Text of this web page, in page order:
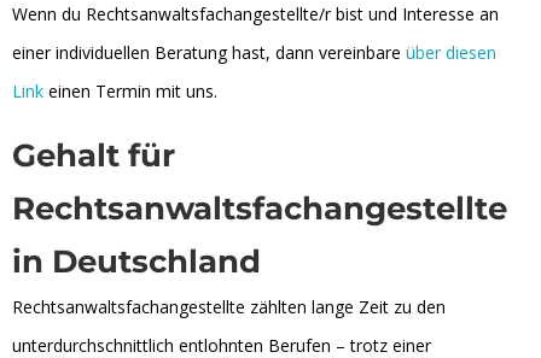
Wenn du Rechtsanwaltsfachangestellte/r bist und Interesse an
einer individuellen Beratung hast, dann vereinbare über diesen
Link einen Termin mit uns.
Gehalt für
Rechtsanwaltsfachangestellte
in Deutschland
Rechtsanwaltsfachangestellte zählten lange Zeit zu den
unterdurchschnittlich entlohnten Berufen – trotz einer